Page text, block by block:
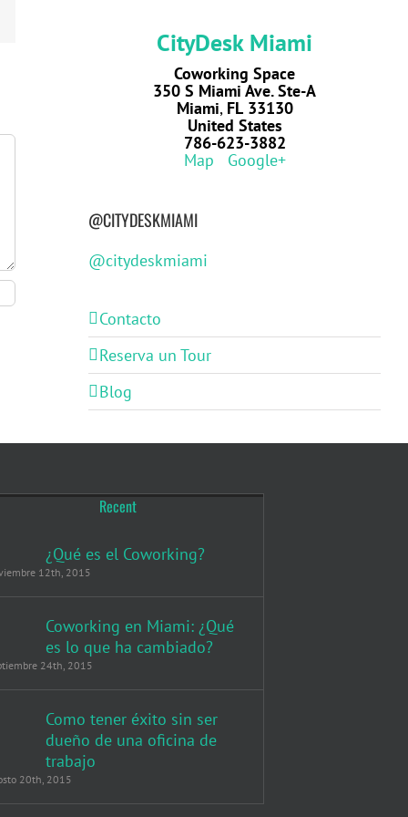
CityDesk Miami
Coworking Space
350 S Miami Ave. Ste-A
Miami, FL 33130
United States
786-623-3882
Map
Google+
@CITYDESKMIAMI
@citydeskmiami
Contacto
Reserva un Tour
Blog
Recent
¿Qué es el Coworking?
12th, 2015
Coworking en Miami: ¿Qué
es lo que ha cambiado?
24th, 2015
Como tener éxito sin ser
dueño de una oficina de
trabajo
20th, 2015